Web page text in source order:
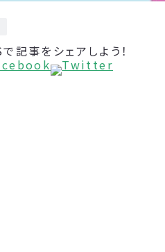
記事をシェアしよう！